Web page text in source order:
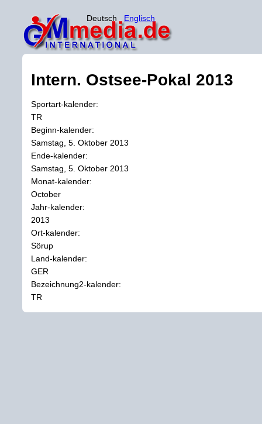
Deutsch Englisch
Intern. Ostsee-Pokal 2013
Sportart-kalender:
TR
Beginn-kalender:
Samstag, 5. Oktober 2013
Ende-kalender:
Samstag, 5. Oktober 2013
Monat-kalender:
October
Jahr-kalender:
2013
Ort-kalender:
Sörup
Land-kalender:
GER
Bezeichnung2-kalender:
TR